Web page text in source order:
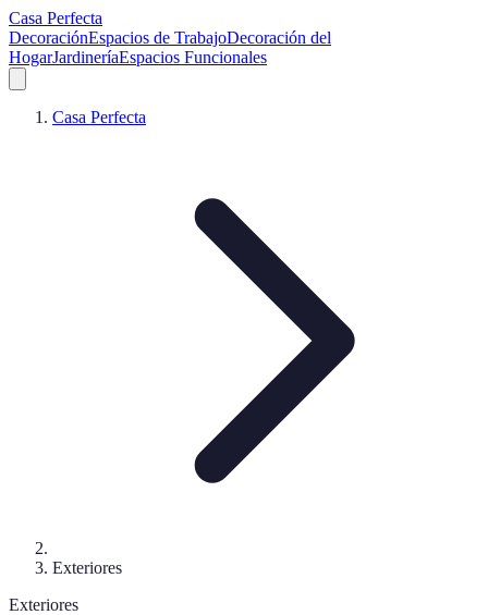
Casa Perfecta
DecoraciónEspacios de TrabajoDecoración del
HogarJardineríaEspacios Funcionales
Casa Perfecta
Exteriores
Exteriores